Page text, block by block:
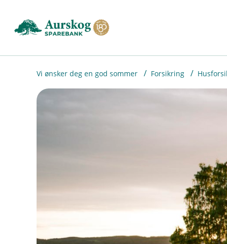
Vi ønsker deg en god sommer Forsikring